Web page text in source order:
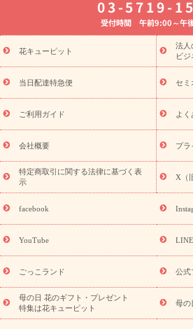
お供え・お悔やみ お供え・
通夜・葬儀に贈る花
ーブドフラワー
季節のイベント
ひ
特集
お盆 花（新盆・初盆） 季節の
盆・初盆）
お盆 花（新盆・初盆）
フト
お盆・お供え プリザーブドフラワ
レゼント特集
夏の花贈り・お中元・
敬老の日におくる花ギフト・プレゼン
花ギフト・プレゼント特集
敬老の日
老の日 花鉢植えのギフト・プレゼント特
フト・プレゼント特集
敬老の日の花
ペーン
映画『ウォーターガーディアン
「きょう誕生日なんです」キャンペー
誕生日フラワーギフト 誕生日フラワー
9月の誕生花(リンドウ)
ら探す
お祝いの花特集 当日配達特
念日
結婚祝い 出産祝い 退院祝い
寿祝い
プチギフト ペットのお祝い
03-5719-
受付時間 午前9:00～午
花キューピット
法人
ビ
当日配達特急便 セミ
ご利用ガイド よ
会社概要 プラ
特定商取引に関する法律に基づく表
示
X（
facebook
YouTube LINE
ごっこランド 公式
母の日 花のギフト・プレゼント
特集は花キューピット
母の